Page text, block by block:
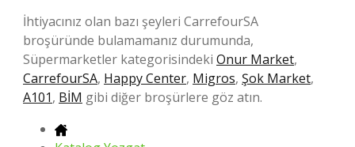
İhtiyacınız olan bazı şeyleri CarrefourSA
broşüründe bulamamanız durumunda,
Süpermarketler kategorisindeki Onur Market,
CarrefourSA, Happy Center, Migros, Şok Market,
A101, BİM gibi diğer broşürlere göz atın.